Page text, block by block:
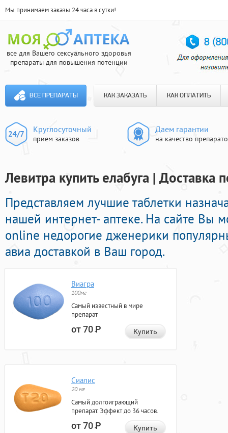
Мы принимаем заказы 24 часа в сутки!
все для Вашего сексуального здоровья
препараты для повышения потенции
ВСЕ ПРЕПАРАТЫ КАК ЗАКАЗАТЬ КАК ОПЛАТИТЬ
Круглосуточный
прием заказов
Даем гарантии
на качество
Левитра купить елабуга | Доставка
Представляем лучшие таблетки
нашей интернет- аптеке. На сайте Вы
online недорогие дженерики
авиа доставкой в Ваш город.
Виагра
100мг
Самый известный в мире
препарат
от 70Р Купить
Сиалис
20 мг
Самый долгоиграющий
препарат. Эффект до 36 часов.
от 70Р Купить